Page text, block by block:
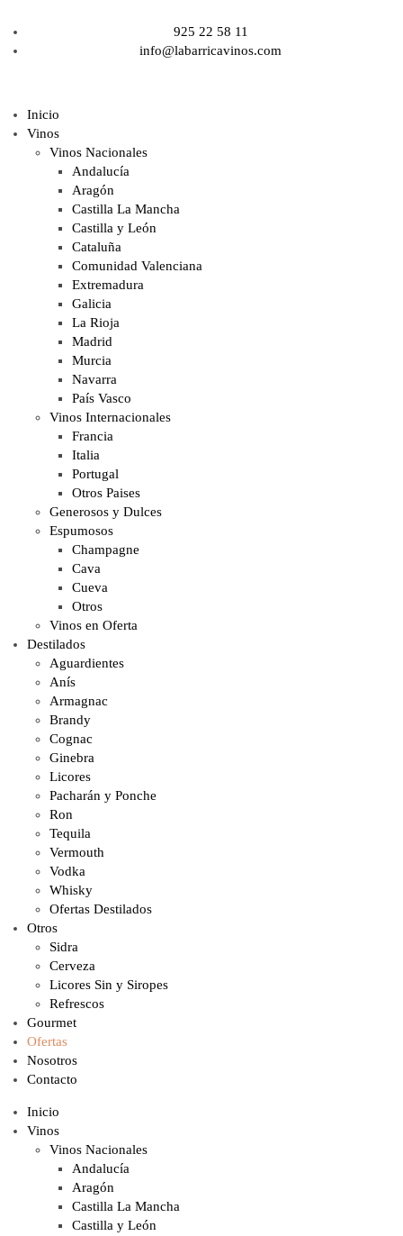
925 22 58 11
info@labarricavinos.com
Inicio
Vinos
Vinos Nacionales
Andalucía
Aragón
Castilla La Mancha
Castilla y León
Cataluña
Comunidad Valenciana
Extremadura
Galicia
La Rioja
Madrid
Murcia
Navarra
País Vasco
Vinos Internacionales
Francia
Italia
Portugal
Otros Paises
Generosos y Dulces
Espumosos
Champagne
Cava
Cueva
Otros
Vinos en Oferta
Destilados
Aguardientes
Anís
Armagnac
Brandy
Cognac
Ginebra
Licores
Pacharán y Ponche
Ron
Tequila
Vermouth
Vodka
Whisky
Ofertas Destilados
Otros
Sidra
Cerveza
Licores Sin y Siropes
Refrescos
Gourmet
Ofertas
Nosotros
Contacto
Inicio
Vinos
Vinos Nacionales
Andalucía
Aragón
Castilla La Mancha
Castilla y León